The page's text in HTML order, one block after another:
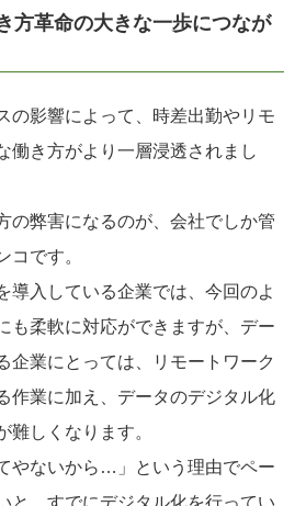
方革命の大きな一歩につなが
の影響によって、時差出勤やリモ
働き方がより一層浸透されまし
の弊害になるのが、会社でしか管
コです。
導入している企業では、今回のよ
も柔軟に対応ができますが、デー
企業にとっては、リモートワーク
作業に加え、データのデジタル化
難しくなります。
やないから…」という理由でペー